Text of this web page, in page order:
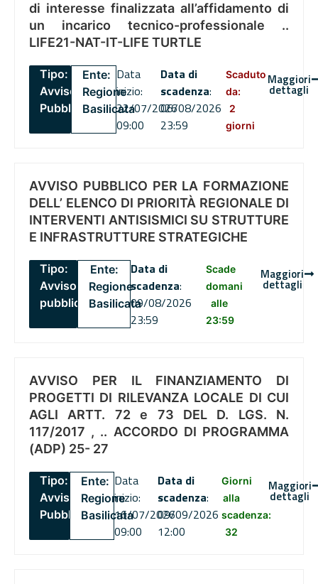
di interesse finalizzata all’affidamento di
un incarico tecnico-professionale ..
LIFE21-NAT-IT-LIFE TURTLE
Tipo:
Avviso
Pubblico
Ente:
Regione
Basilicata
Data
inizio:
22/07/2026
09:00
Data di
scadenza:
06/08/2026
23:59
Scaduto
da:
2
giorni
Maggiori
dettagli
AVVISO PUBBLICO PER LA FORMAZIONE
DELL’ ELENCO DI PRIORITÀ REGIONALE DI
INTERVENTI ANTISISMICI SU STRUTTURE
E INFRASTRUTTURE STRATEGICHE
Tipo:
Avviso
pubblico
Ente:
Regione
Basilicata
Data di
scadenza:
09/08/2026
23:59
Scade
domani
alle
23:59
Maggiori
dettagli
AVVISO PER IL FINANZIAMENTO DI
PROGETTI DI RILEVANZA LOCALE DI CUI
AGLI ARTT. 72 e 73 DEL D. LGS. N.
117/2017 , .. ACCORDO DI PROGRAMMA
(ADP) 25- 27
Tipo:
Avviso
Pubblico
Ente:
Regione
Basilicata
Data
inizio:
16/07/2026
09:00
Data di
scadenza:
09/09/2026
12:00
Giorni
alla
scadenza:
32
Maggiori
dettagli